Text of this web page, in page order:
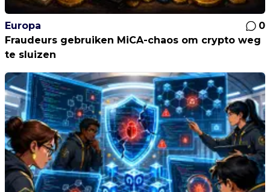
Europa
0
Fraudeurs gebruiken MiCA-chaos om crypto weg
te sluizen